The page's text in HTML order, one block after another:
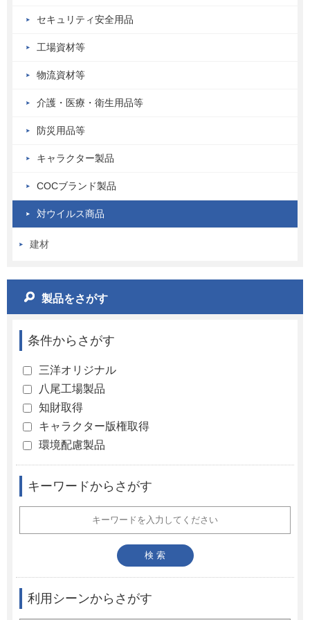
セキュリティ安全用品
工場資材等
物流資材等
介護・医療・衛生用品等
防災用品等
キャラクター製品
COCブランド製品
対ウイルス商品
建材
製品をさがす
条件からさがす
三洋オリジナル
八尾工場製品
知財取得
キャラクター版権取得
環境配慮製品
キーワードからさがす
利用シーンからさがす